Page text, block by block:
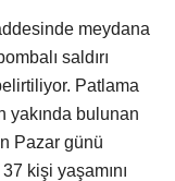
meydana
saldırı
Patlama
yakında bulunan
Pazar günü
kişi yaşamını